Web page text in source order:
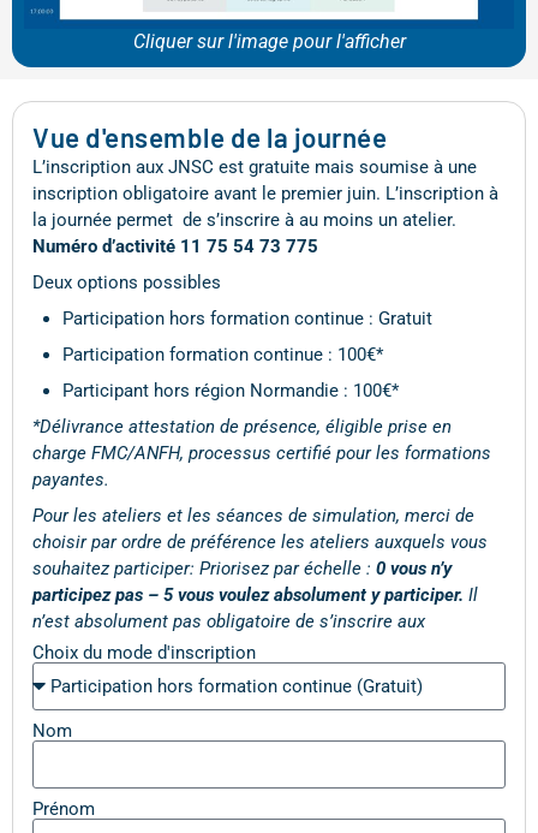
Cliquer sur l'image pour l'afficher
Vue d'ensemble de la journée
L’inscription aux JNSC est gratuite mais soumise à une
inscription obligatoire avant le premier juin. L’inscription à
la journée permet de s’inscrire à au moins un atelier.
Numéro d’activité 11 75 54 73 775
Deux options possibles
Participation hors formation continue : Gratuit
Participation formation continue : 100€*
Participant hors région Normandie : 100€*
*Délivrance attestation de présence, éligible prise en
charge FMC/ANFH, processus certifié pour les formations
payantes.
Pour les ateliers et les séances de simulation, merci de
choisir par ordre de préférence les ateliers auxquels vous
souhaitez participer: Priorisez par échelle : 0 vous n’y
participez pas – 5 vous voulez absolument y participer. Il
n’est absolument pas obligatoire de s’inscrire aux
Choix du mode d'inscription
Nom
Prénom